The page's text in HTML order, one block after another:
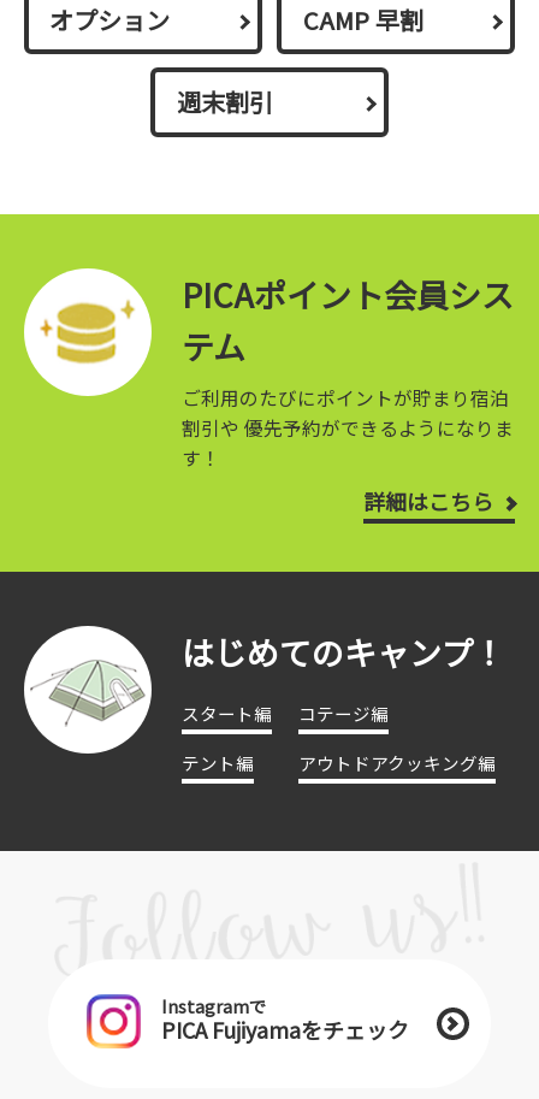
オプション CAMP 早割
週末割引
PICAポイント会員シス
テム
ご利用のたびにポイントが貯まり宿泊
割引や 優先予約ができるようになりま
す！
詳細はこちら
はじめてのキャンプ！
スタート編
コテージ編
テント編
アウトドアクッキング編
Instagramで
PICA Fujiyamaをチェック